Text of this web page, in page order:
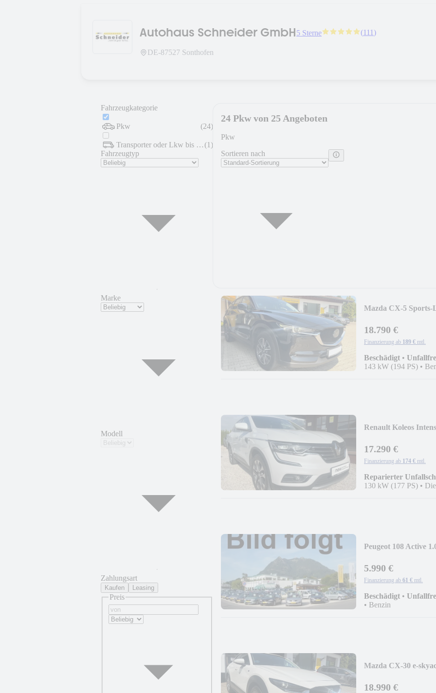
Autohaus Schneider GmbH5 Sterne (111)
DE-87527 Sonthofen
Fahrzeugkategorie
Pkw (24)
Transporter oder Lkw bis 7,5 t (1)
Fahrzeugtyp
Marke
Modell
Zahlungsart
Kaufen Leasing
Preis
24 Pkw von 25 Angeboten
Pkw
Sortieren nach
Mazda CX-5
18.790 €
Finanzierung ab 189 € mtl.
Beschädigt •
143 kW (194 PS) •
Renault Koleos
17.290 €
Finanzierung ab 174 € mtl.
Reparierter
130 kW (177 PS) •
Peugeot 108 Active
5.990 €
Finanzierung ab 61 € mtl.
Beschädigt •
• Benzin
Mazda CX-30 e-
18.990 €